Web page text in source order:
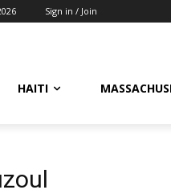
Sign in / Join
HAITI